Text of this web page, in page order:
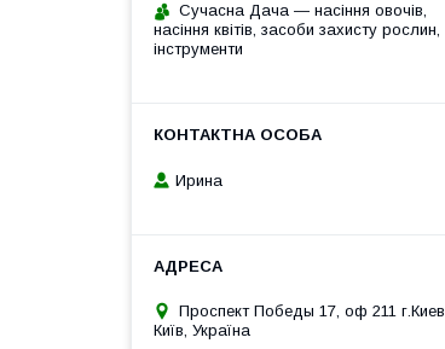
Сучасна Дача — насіння овочів,
насіння квітів, засоби захисту рослин,
інструменти
Ирина
Проспект Победы 17, оф 211 г.Киев,
Київ, Україна